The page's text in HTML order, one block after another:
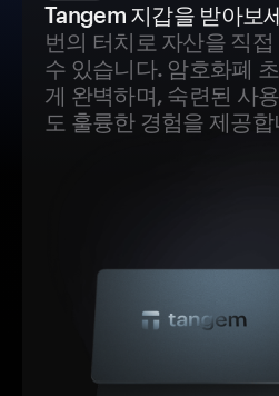
Tangem 지갑을 받아보
번의 터치로 자산을 직
수 있습니다. 암호화폐
게 완벽하며, 숙련된 사
도 훌륭한 경험을 제공